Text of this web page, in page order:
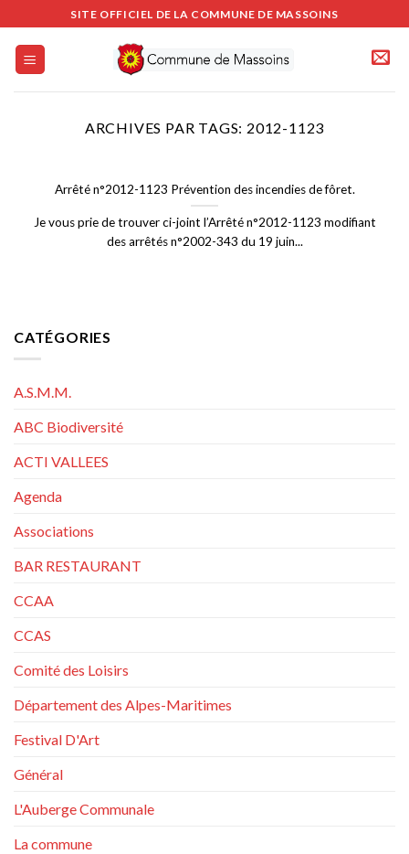
au
contenu
SITE OFFICIEL DE LA COMMUNE DE MASSOINS
ARCHIVES PAR TAGS: 2012-1123
Arrêté n°2012-1123 Prévention des incendies de fôret.
Je vous prie de trouver ci-joint l’Arrêté n°2012-1123 modifiant
des arrêtés n°2002-343 du 19 juin...
CATÉGORIES
A.S.M.M.
ABC Biodiversité
ACTI VALLEES
Agenda
Associations
BAR RESTAURANT
CCAA
CCAS
Comité des Loisirs
Département des Alpes-Maritimes
Festival D'Art
Général
L'Auberge Communale
La commune